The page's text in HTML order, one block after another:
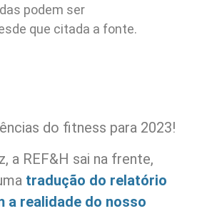
podem ser
que citada a fonte.
do fitness para 2023!
a REF&H sai na frente,
tradução do relatório
a realidade do nosso